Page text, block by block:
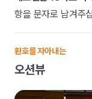
항을 문자로 남겨주
환호를 자아내는
오션뷰